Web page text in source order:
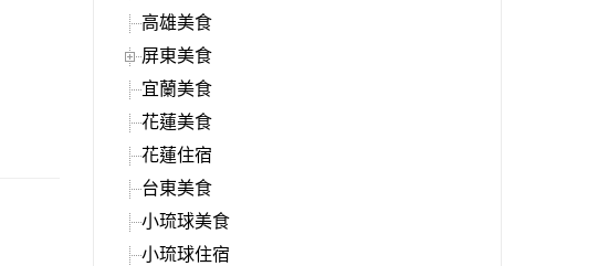
高雄美食
屏東美食
宜蘭美食
花蓮美食
花蓮住宿
台東美食
小琉球美食
小琉球住宿